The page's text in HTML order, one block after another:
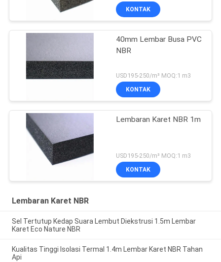
KONTAK
40mm Lembar Busa PVC
NBR
USD195-250/m³ MOQ:1 m3
KONTAK
Lembaran Karet NBR 1m
USD195-250/m³ MOQ:1 m3
KONTAK
Lembaran Karet NBR
Sel Tertutup Kedap Suara Lembut Diekstrusi 1.5m Lembar
Karet Eco Nature NBR
Kualitas Tinggi Isolasi Termal 1.4m Lembar Karet NBR Tahan
Api